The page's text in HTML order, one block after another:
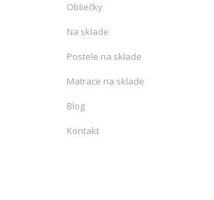
Obliečky
Na sklade
Postele na sklade
Matrace na sklade
Blog
Kontakt